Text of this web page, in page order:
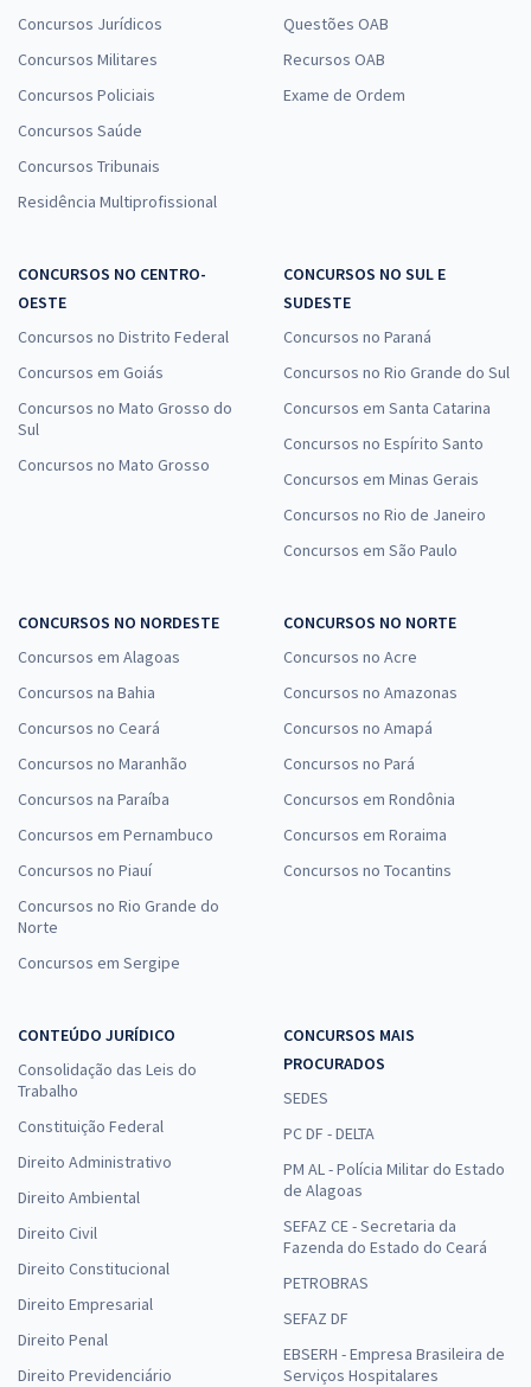
33,33
Economize R$ 99,98 (-20%)
– Anos Iniciais – 1º ao 5º Ano (Pós-Edital)
à vista
ou 12x de
R$29,52
Economize R$ 88,56 (-20%)
Comprar
Prefeitura de Buriticupu - MA - Professor Ensino Fundamental Nível –
II - Anos Finais – 6º Ao 9º Ano - Geografia (Pós-Edital)
ou 12x de
33,33
Prefeitura de Buriticupu - MA - Técnico em Enfermagem (Pós-Edital)
R$ 354,24
à vista
Economize R$ 88,56 (-20%)
Prefeitura de Buriticupu - MA - Conhecimentos Específicos para o
Cargo de Técnico de Enfermagem (Pós-Edital)
à vista
R$22,66
Comprar
Prefeitura de Buriticupu - MA - Farmacêutico Bioquímico (Pós-edital)
R$33,33
Concursos Jurídicos
Concursos Militares
Concursos Policiais
Concursos Saúde
Concursos Tribunais
Residência Multiprofissional
Questões OAB
Recursos OAB
Exame de Ordem
CONCURSOS NO CENTRO-
OESTE
Concursos no Distrito Federal
Concursos em Goiás
Concursos no Mato Grosso do
Sul
Concursos no Mato Grosso
CONCURSOS NO SUL E
SUDESTE
Concursos no Paraná
Concursos no Rio Grande do Sul
Concursos em Santa Catarina
Concursos no Espírito Santo
Concursos em Minas Gerais
Concursos no Rio de Janeiro
Concursos em São Paulo
CONCURSOS NO NORDESTE
Concursos em Alagoas
Concursos na Bahia
Concursos no Ceará
Concursos no Maranhão
Concursos na Paraíba
Concursos em Pernambuco
Concursos no Piauí
Concursos no Rio Grande do
Norte
Concursos em Sergipe
CONCURSOS NO NORTE
Concursos no Acre
Concursos no Amazonas
Concursos no Amapá
Concursos no Pará
Concursos em Rondônia
Concursos em Roraima
Concursos no Tocantins
CONTEÚDO JURÍDICO
Consolidação das Leis do
Trabalho
Constituição Federal
Direito Administrativo
Direito Ambiental
Direito Civil
Direito Constitucional
Direito Empresarial
Direito Penal
Direito Previdenciário
CONCURSOS MAIS
PROCURADOS
SEDES
PC DF - DELTA
PM AL - Polícia Militar do Estado
de Alagoas
SEFAZ CE - Secretaria da
Fazenda do Estado do Ceará
PETROBRAS
SEFAZ DF
EBSERH - Empresa Brasileira de
Serviços Hospitalares